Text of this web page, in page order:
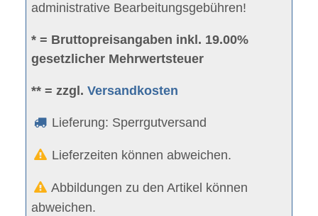
administrative Bearbeitungsgebühren!
* = Bruttopreisangaben inkl. 19.00%
gesetzlicher Mehrwertsteuer
** = zzgl.Versandkosten
Lieferung: Sperrgutversand
Lieferzeiten können abweichen.
Abbildungen zu den Artikel können
abweichen.